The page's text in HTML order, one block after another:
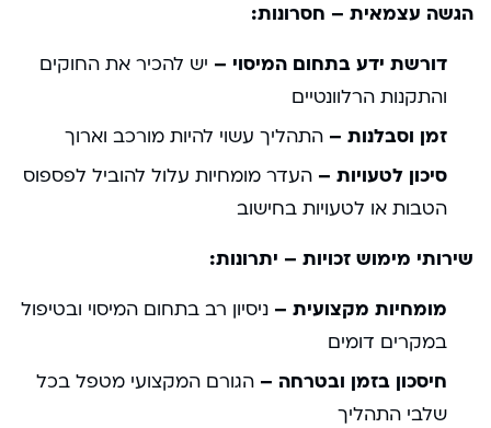
הגשה עצמאית – חסרונות:
דורשת ידע בתחום המיסוי – יש להכיר את החוקים
והתקנות הרלוונטיים
זמן וסבלנות – התהליך עשוי להיות מורכב וארוך
סיכון לטעויות – העדר מומחיות עלול להוביל לפספוס
הטבות או לטעויות בחישוב
שירותי מימוש זכויות – יתרונות:
מומחיות מקצועית – ניסיון רב בתחום המיסוי ובטיפול
במקרים דומים
חיסכון בזמן ובטרחה – הגורם המקצועי מטפל בכל
שלבי התהליך